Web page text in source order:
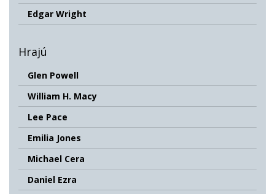
Edgar Wright
Hrajú
Glen Powell
William H. Macy
Lee Pace
Emilia Jones
Michael Cera
Daniel Ezra